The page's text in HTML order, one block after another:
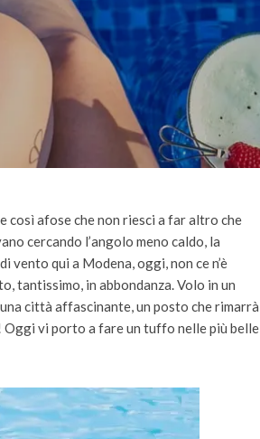
afose che non riesci a far altro che
cercando l’angolo meno caldo, la
qui a Modena, oggi, non ce n’è
tantissimo, in abbondanza. Volo in un
città affascinante, un posto che rimarrà
vi porto a fare un tuffo nelle più belle